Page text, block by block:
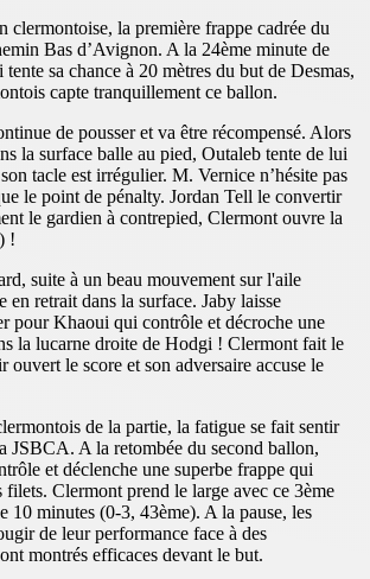
clermontoise, la première frappe cadrée du
Bas d’Avignon. A la 24ème minute de
sa chance à 20 mètres du but de Desmas,
capte tranquillement ce ballon.
de pousser et va être récompensé. Alors
la surface balle au pied, Outaleb tente de lui
tacle est irrégulier. M. Vernice n’hésite pas
le point de pénalty. Jordan Tell le convertir
le gardien à contrepied, Clermont ouvre la
!
suite à un beau mouvement sur l'aile
en retrait dans la surface. Jaby laisse
pour Khaoui qui contrôle et décroche une
la lucarne droite de Hodgi ! Clermont fait le
ouvert le score et son adversaire accuse le
de la partie, la fatigue se fait sentir
JSBCA. A la retombée du second ballon,
et déclenche une superbe frappe qui
filets. Clermont prend le large avec ce 3ème
10 minutes (0-3, 43ème). A la pause, les
de leur performance face à des
montrés efficaces devant le but.